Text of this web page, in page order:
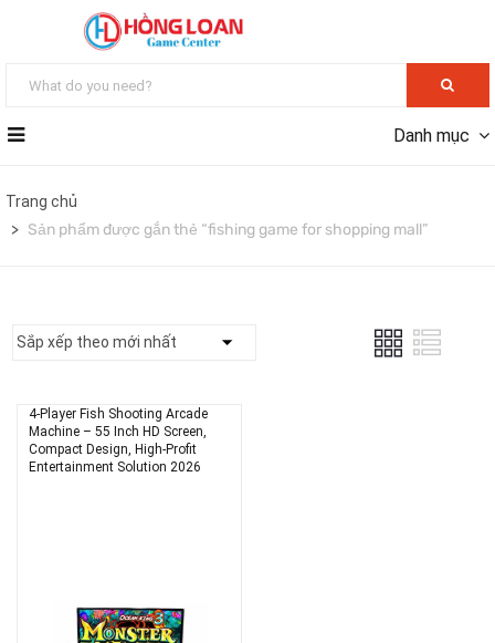
Danh mục
Trang chủ
Sản phẩm được gắn thẻ “fishing game for shopping mall”
4-Player Fish Shooting Arcade
Machine – 55 Inch HD Screen,
Compact Design, High-Profit
Entertainment Solution 2026